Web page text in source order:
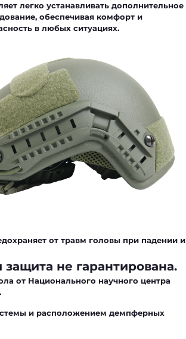
легко устанавливать дополнительное
обеспечивая комфорт и
в любых ситуациях.
от травм головы при падении и
не гарантирована.
от Национального научного центра
и расположением демпферных